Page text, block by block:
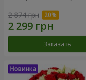
2 874 грн
Заказать